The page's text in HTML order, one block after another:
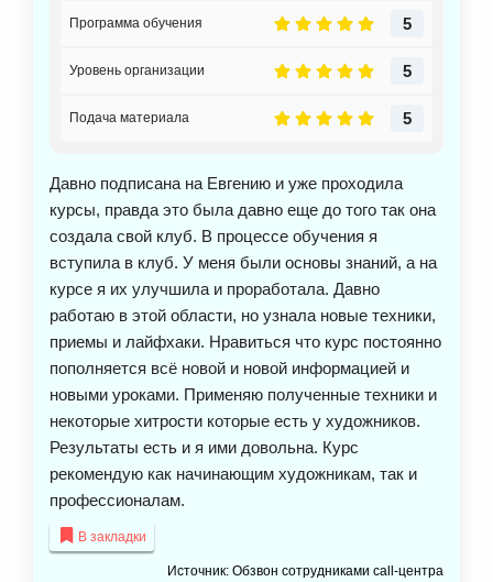
5
Программа обучения
5
Уровень организации
5
Подача материала
Давно подписана на Евгению и уже проходила
курсы, правда это была давно еще до того так она
создала свой клуб. В процессе обучения я
вступила в клуб. У меня были основы знаний, а на
курсе я их улучшила и проработала. Давно
работаю в этой области, но узнала новые техники,
приемы и лайфхаки. Нравиться что курс постоянно
пополняется всё новой и новой информацией и
новыми уроками. Применяю полученные техники и
некоторые хитрости которые есть у художников.
Результаты есть и я ими довольна. Курс
рекомендую как начинающим художникам, так и
профессионалам.
В закладки
Источник: Обзвон сотрудниками call-центра